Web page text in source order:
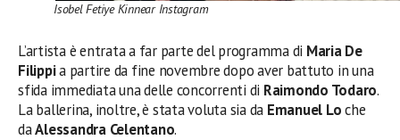
Isobel Fetiye Kinnear Instagram
L’artista è entrata a far parte del programma di Maria De
Filippia partire da fine novembre dopo aver battuto in una
sfida immediata una delle concorrenti di Raimondo Todaro.
La ballerina, inoltre, è stata voluta sia da Emanuel Loche
daAlessandra Celentano.